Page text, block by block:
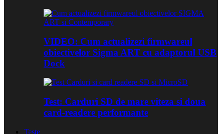
VIDEO: Cum actualizezi firmwareul
obiectivelor Sigma ART cu adaptorul USB
Dock
Test: Carduri SD de mare viteza si doua
card-readere performante
Teste